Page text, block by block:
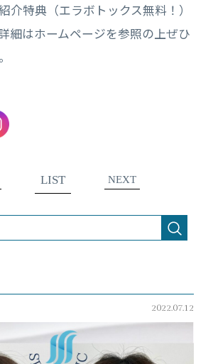
介特典（エラボトックス無料！）
細はホームページを参照の上ぜひ
LIST NEXT
2022.07.12